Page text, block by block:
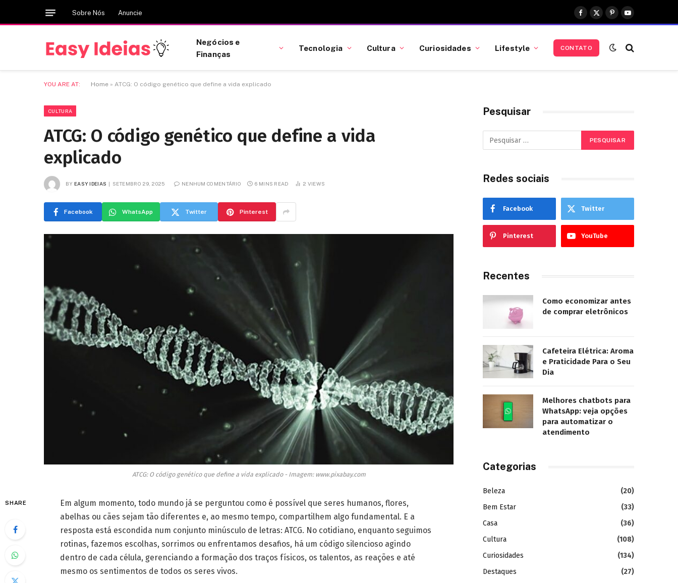
Sobre Nós Anuncie
Facebook
X
(Twitter)
PinterestYouTube
Negócios e
Finanças
Tecnologia Cultura Curiosidades Lifestyle CONTATO
YOU ARE AT: Home » ATCG: O código genético que define a vida explicado
CULTURA
ATCG: O código genético que define a vida
explicado
BY EASY IDEIAS SETEMBRO 29, 2025 NENHUM COMENTÁRIO 6 MINS READ 2 VIEWS
Facebook WhatsApp Twitter Pinterest
ATCG: O código genético que define a vida explicado - Imagem: www.pixabay.com
SHARE
Em algum momento, todo mundo já se perguntou como é possível que seres humanos, flores,
abelhas ou cães sejam tão diferentes e, ao mesmo tempo, compartilhem algo fundamental. E a
resposta está escondida num conjunto minúsculo de letras: ATCG. No cotidiano, enquanto seguimos
rotinas, fazemos escolhas, sorrimos ou enfrentamos desafios, há um código silencioso agindo
dentro de cada célula, gerenciando a formação dos traços físicos, os talentos, as reações e até
mesmo os sentimentos de todos os seres vivos.
Pesquisar
Redes sociais
Facebook Twitter
Pinterest YouTube
Recentes
Como economizar antes
de comprar eletrônicos
Cafeteira Elétrica: Aroma
e Praticidade Para o Seu
Dia
Melhores chatbots para
WhatsApp: veja opções
para automatizar o
atendimento
Categorias
Beleza
(20)
Bem Estar
(33)
Casa
(36)
Cultura
(108)
Curiosidades
(134)
Destaques
(27)